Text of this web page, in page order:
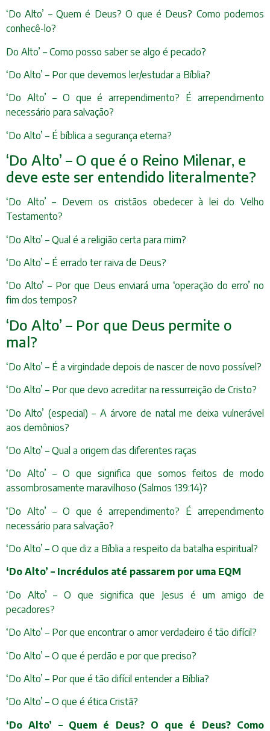
‘Do Alto’ – Quem é Deus? O que é Deus? Como podemos
conhecê-lo?
Do Alto’ – Como posso saber se algo é pecado?
‘Do Alto’ – Por que devemos ler/estudar a Bíblia?
‘Do Alto’ – O que é arrependimento? É arrependimento
necessário para salvação?
‘Do Alto’ – É bíblica a segurança eterna?
‘Do Alto’ – O que é o Reino Milenar, e
deve este ser entendido literalmente?
‘Do Alto’ – Devem os cristãos obedecer à lei do Velho
Testamento?
‘Do Alto’ – Qual é a religião certa para mim?
‘Do Alto’ – É errado ter raiva de Deus?
‘Do Alto’ – Por que Deus enviará uma ‘operação do erro’ no
fim dos tempos?
‘Do Alto’ – Por que Deus permite o
mal?
‘Do Alto’ – É a virgindade depois de nascer de novo possível?
‘Do Alto’ – Por que devo acreditar na ressurreição de Cristo?
‘Do Alto’ (especial) – A árvore de natal me deixa vulnerável
aos demônios?
‘Do Alto’ – Qual a origem das diferentes raças
‘Do Alto’ – O que significa que somos feitos de modo
assombrosamente maravilhoso (Salmos 139:14)?
‘Do Alto’ – O que é arrependimento? É arrependimento
necessário para salvação?
‘Do Alto’ – O que diz a Bíblia a respeito da batalha espiritual?
‘Do Alto’ – Incrédulos até passarem por uma EQM
‘Do Alto’ – O que significa que Jesus é um amigo de
pecadores?
‘Do Alto’ – Por que encontrar o amor verdadeiro é tão difícil?
‘Do Alto’ – O que é perdão e por que preciso?
‘Do Alto’ – Por que é tão difícil entender a Bíblia?
‘Do Alto’ – O que é ética Cristã?
‘Do Alto’ – Quem é Deus? O que é Deus? Como